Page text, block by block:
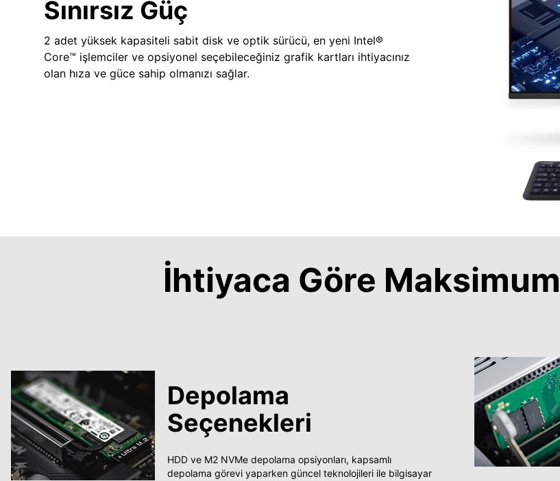
Sınırsız Güç
2 adet yüksek kapasiteli sabit disk ve optik sürücü, en yeni Intel®
Core™ işlemciler ve opsiyonel seçebileceğiniz grafik kartları ihtiyacınız
olan hıza ve güce sahip olmanızı sağlar.
İhtiyaca Göre
Depolama
Seçenekleri
HDD ve M2 NVMe depolama opsiyonları, kapsamlı
depolama görevi yaparken güncel teknolojileri ile bilgisayar